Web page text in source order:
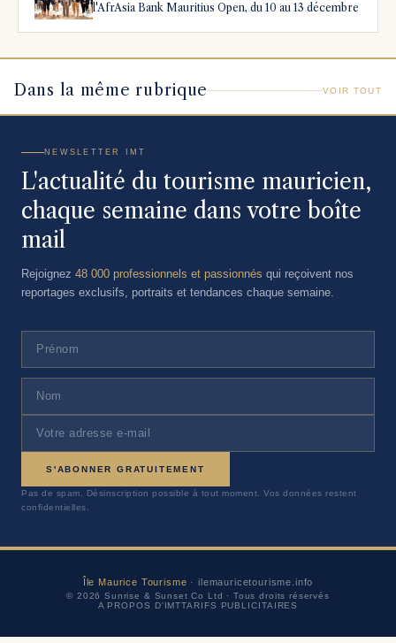
l'AfrAsia Bank Mauritius Open, du 10 au 13 décembre
Dans la même rubrique VOIR TOUT
NEWSLETTER IMT
L'actualité du tourisme mauricien,
chaque semaine dans votre boîte
mail
Rejoignez 48 000 professionnels et passionnés qui reçoivent nos
reportages exclusifs, portraits et tendances chaque semaine.
S'ABONNER GRATUITEMENT
Pas de spam. Désinscription possible à tout moment. Vos données restent
confidentielles.
Île Maurice Tourisme · ilemauricetourisme.info
© 2026 Sunrise & Sunset Co Ltd · Tous droits réservés
A PROPOS D'IMTTARIFS PUBLICITAIRES